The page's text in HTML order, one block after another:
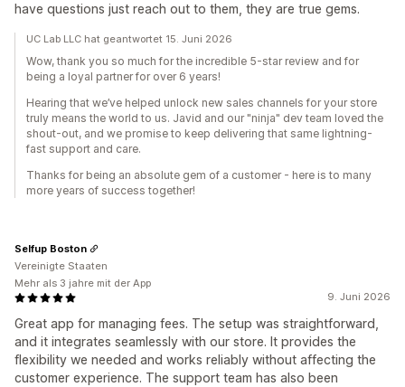
have questions just reach out to them, they are true gems.
UC Lab LLC hat geantwortet 15. Juni 2026
Wow, thank you so much for the incredible 5-star review and for
being a loyal partner for over 6 years!
Hearing that we’ve helped unlock new sales channels for your store
truly means the world to us. Javid and our "ninja" dev team loved the
shout-out, and we promise to keep delivering that same lightning-
fast support and care.
Thanks for being an absolute gem of a customer - here is to many
more years of success together!
9. Juni 2026
Great app for managing fees. The setup was straightforward,
and it integrates seamlessly with our store. It provides the
flexibility we needed and works reliably without affecting the
customer experience. The support team has also been
Selfup Boston
Vereinigte Staaten
Mehr als 3 jahre mit der App